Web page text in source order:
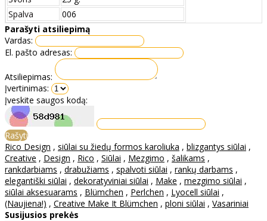
Spalva
006
Parašyti atsiliepimą
Vardas:
El. pašto adresas:
Atsiliepimas:
Įvertinimas:
Įveskite saugos kodą:
Rašyti
Rico Design , siūlai su žiedų formos karoliuka , blizgantys siūlai ,
Creative , Design , Rico , Siūlai , Mezgimo , šalikams ,
rankdarbiams , drabužiams , spalvoti siūlai , rankų darbams ,
elegantiški siūlai , dekoratyviniai siūlai , Make , mezgimo siūlai ,
siūlai aksesuarams , Blümchen , Perlchen , Lyocell siūlai ,
(Naujiena!) , Creative Make It Blümchen , ploni siūlai , Vasariniai
Susijusios prekės